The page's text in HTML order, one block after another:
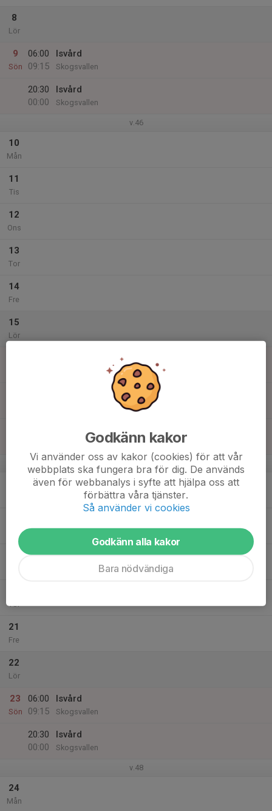
8
Lör
9
Sön
06:00
09:15
Isvård
Skogsvallen
20:30
00:00
Isvård
Skogsvallen
v.46
10
Mån
11
Tis
12
Ons
13
Tor
14
Fre
15
Lör
Skogsvallen
v.47
Tor
21
Fre
22
Lör
23
Sön
06:00
09:15
Isvård
Skogsvallen
20:30
00:00
Isvård
Skogsvallen
v.48
24
Mån
Godkänn kakor
Vi använder oss av kakor (cookies) för att vår
webbplats ska fungera bra för dig. De används
även för webbanalys i syfte att hjälpa oss att
förbättra våra tjänster.
Så använder vi cookies
Godkänn alla kakor
Bara nödvändiga